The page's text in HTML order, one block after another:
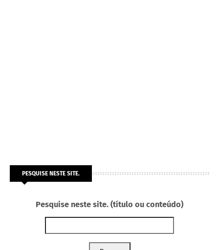
PESQUISE NESTE SITE.
Pesquise neste site. (título ou conteúdo)